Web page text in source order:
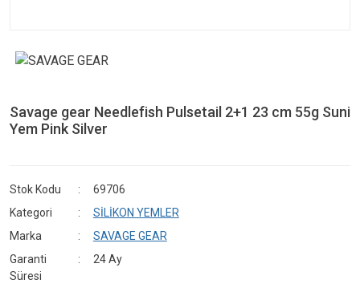
Savage gear Needlefish Pulsetail 2+1 23 cm 55g Suni
Yem Pink Silver
Stok Kodu
69706
Kategori
SİLİKON YEMLER
Marka
SAVAGE GEAR
Garanti
Süresi
24 Ay